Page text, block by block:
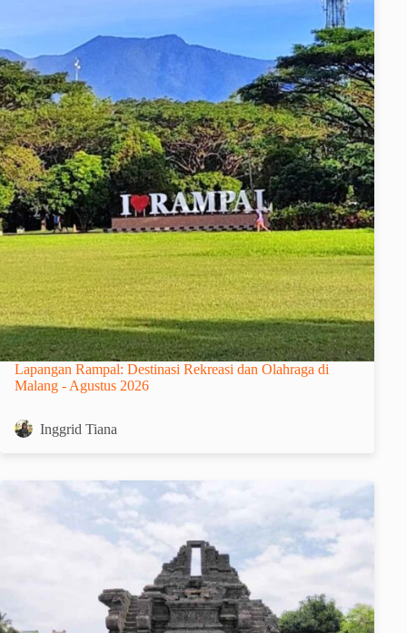
Lapangan Rampal: Destinasi Rekreasi dan Olahraga di
Malang - Agustus 2026
Inggrid Tiana